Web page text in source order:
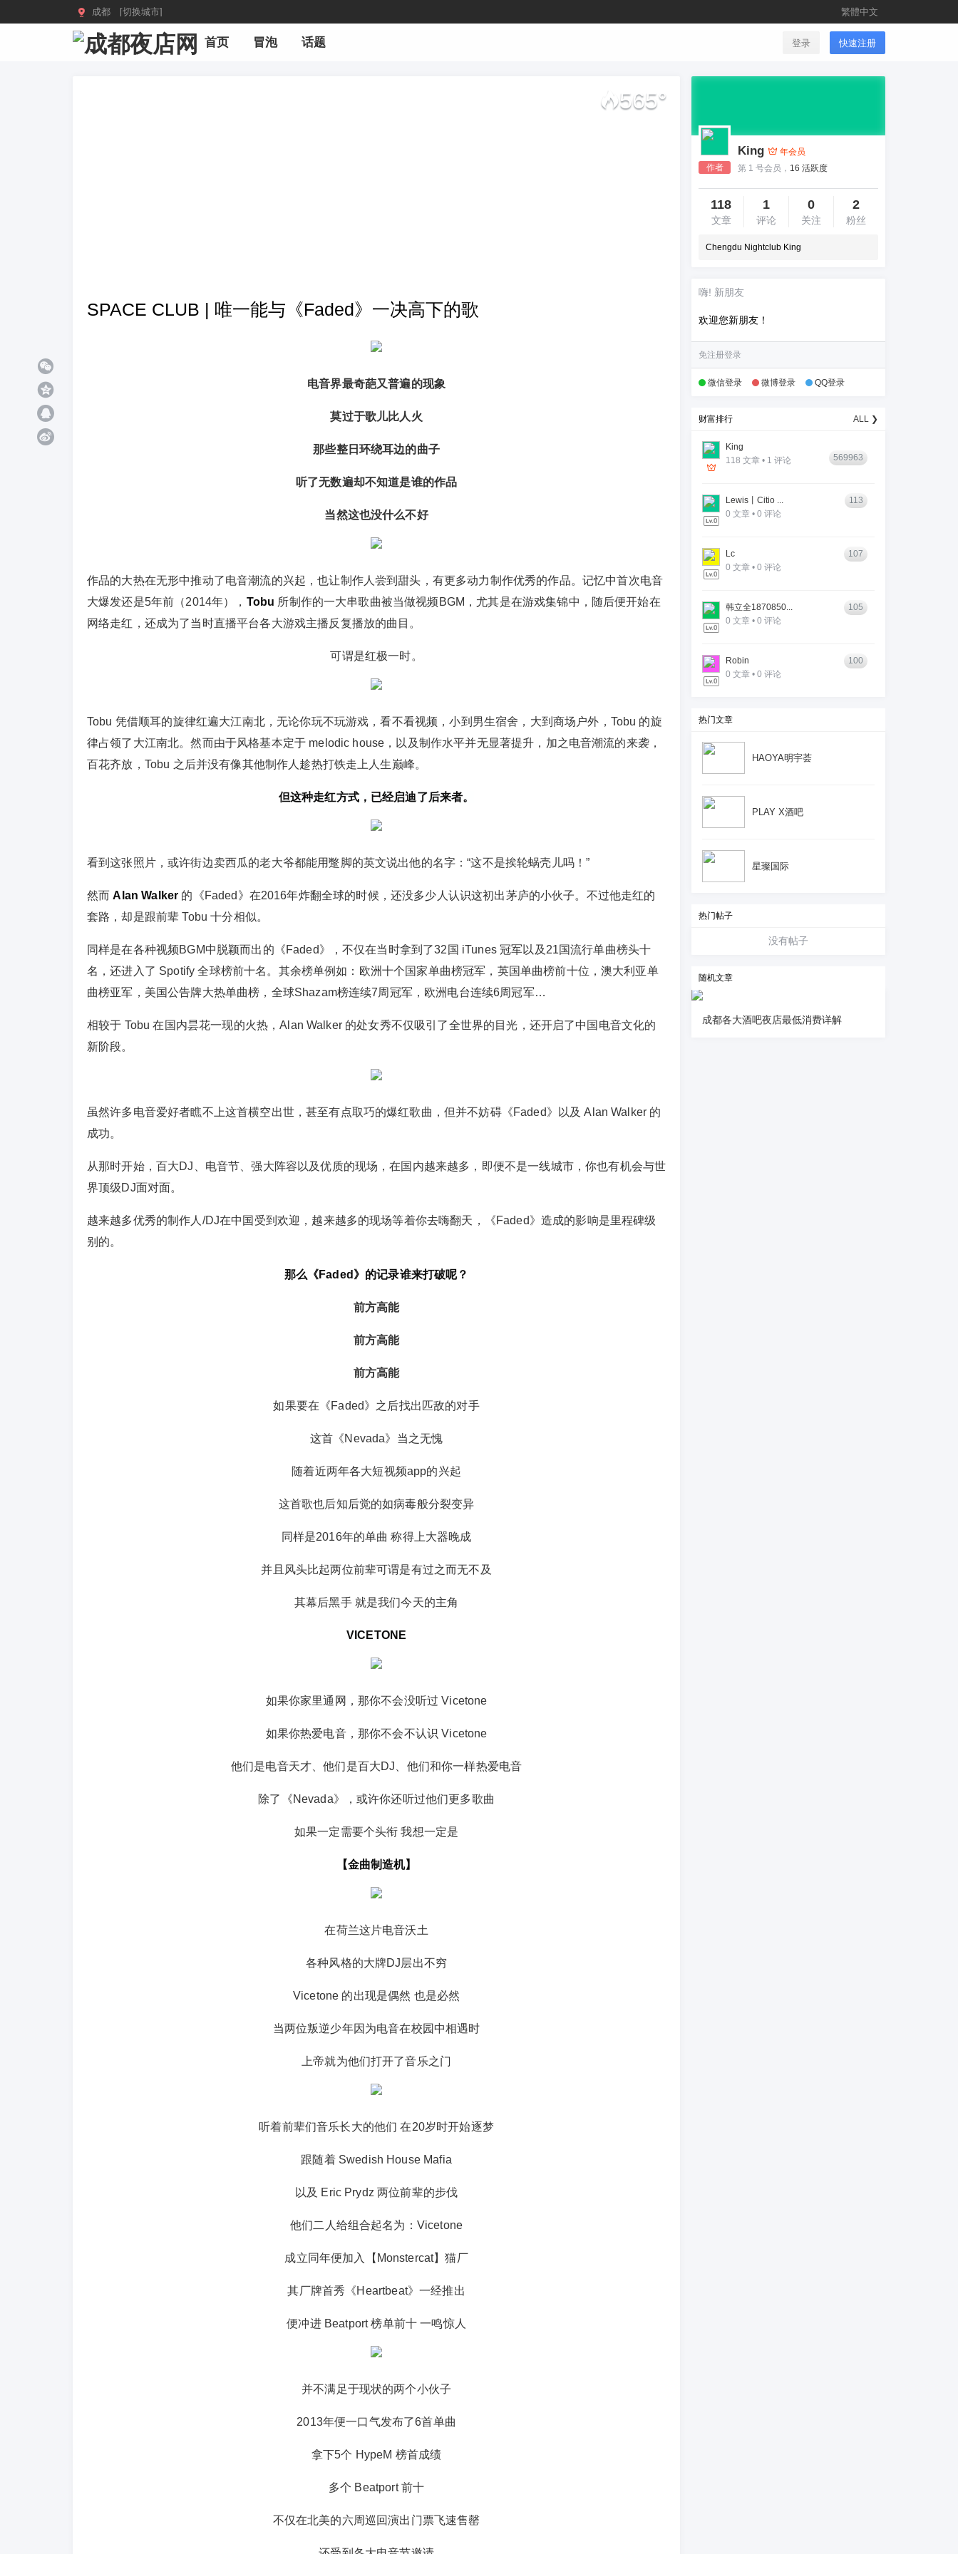
 成都 [切换城市] 繁體中文
首页 冒泡 话题 登录 快速注册
565°
SPACE CLUB | 唯一能与《Faded》一决高下的歌
电音界最奇葩又普遍的现象
莫过于歌儿比人火
那些整日环绕耳边的曲子
听了无数遍却不知道是谁的作品
当然这也没什么不好
作品的大热在无形中推动了电音潮流的兴起，也让制作人尝到甜头，有更多动力制作优秀的作品。记忆中首次电音
大爆发还是5年前（2014年）， Tobu 所制作的一大串歌曲被当做视频BGM，尤其是在游戏集锦中，随后便开始在
网络走红，还成为了当时直播平台各大游戏主播反复播放的曲目。
可谓是红极一时。
Tobu 凭借顺耳的旋律红遍大江南北，无论你玩不玩游戏，看不看视频，小到男生宿舍，大到商场户外，Tobu 的旋
律占领了大江南北。然而由于风格基本定于 melodic house，以及制作水平并无显著提升，加之电音潮流的来袭，
百花齐放，Tobu 之后并没有像其他制作人趁热打铁走上人生巅峰。
但这种走红方式，已经启迪了后来者。
看到这张照片，或许街边卖西瓜的老大爷都能用蹩脚的英文说出他的名字：“这不是挨轮蜗壳儿吗！”
然而Alan Walker 的《Faded》在2016年炸翻全球的时候，还没多少人认识这初出茅庐的小伙子。不过他走红的
套路，却是跟前辈 Tobu 十分相似。
同样是在各种视频BGM中脱颖而出的《Faded》，不仅在当时拿到了32国 iTunes 冠军以及21国流行单曲榜头十
名，还进入了 Spotify 全球榜前十名。其余榜单例如：欧洲十个国家单曲榜冠军，英国单曲榜前十位，澳大利亚单
曲榜亚军，美国公告牌大热单曲榜，全球Shazam榜连续7周冠军，欧洲电台连续6周冠军…
相较于 Tobu 在国内昙花一现的火热，Alan Walker 的处女秀不仅吸引了全世界的目光，还开启了中国电音文化的
新阶段。
虽然许多电音爱好者瞧不上这首横空出世，甚至有点取巧的爆红歌曲，但并不妨碍《Faded》以及 Alan Walker 的
成功。
从那时开始，百大DJ、电音节、强大阵容以及优质的现场，在国内越来越多，即便不是一线城市，你也有机会与世
界顶级DJ面对面。
越来越多优秀的制作人/DJ在中国受到欢迎，越来越多的现场等着你去嗨翻天，《Faded》造成的影响是里程碑级
别的。
那么《Faded》的记录谁来打破呢？
前方高能
前方高能
前方高能
如果要在《Faded》之后找出匹敌的对手
这首《Nevada》当之无愧
随着近两年各大短视频app的兴起
这首歌也后知后觉的如病毒般分裂变异
同样是2016年的单曲 称得上大器晚成
并且风头比起两位前辈可谓是有过之而无不及
其幕后黑手 就是我们今天的主角
VICETONE
如果你家里通网，那你不会没听过 Vicetone
如果你热爱电音，那你不会不认识 Vicetone
他们是电音天才、他们是百大DJ、他们和你一样热爱电音
除了《Nevada》，或许你还听过他们更多歌曲
如果一定需要个头衔 我想一定是
【金曲制造机】
在荷兰这片电音沃土
各种风格的大牌DJ层出不穷
Vicetone 的出现是偶然 也是必然
当两位叛逆少年因为电音在校园中相遇时
上帝就为他们打开了音乐之门
听着前辈们音乐长大的他们 在20岁时开始逐梦
跟随着 Swedish House Mafia
以及 Eric Prydz 两位前辈的步伐
他们二人给组合起名为：Vicetone
成立同年便加入【Monstercat】猫厂
其厂牌首秀《Heartbeat》一经推出
便冲进 Beatport 榜单前十 一鸣惊人
并不满足于现状的两个小伙子
2013年便一口气发布了6首单曲
拿下5个 HypeM 榜首成绩
多个 Beatport 前十
不仅在北美的六周巡回演出门票飞速售罄
@ 成都夜店网
SPACE CLUB | 唯一能与《Fad
ed》一决高下的歌
电音界最奇葩又普遍的现象 莫过于歌儿比人火 那
的作品 当然这也没什么不好 作品的大热在无形中
有更多动力制作优秀的作品。记忆中首次电音大
串歌曲被当做视频BGM，尤其是在游戏集锦中，
各大游戏主播反复播放的曲目。 可谓是红极一
你玩不玩游戏，看不看视频，小到男生宿舍，大
到商场户外，Tobu 的旋律占领了大江南北。然而
由于风格基本定于 melodic house，以及制作水
平并无显著提升，加之电音潮流的来袭，百花齐
人生巅峰。 但这种走红方式，已经启迪了后来
能用蹩脚的英文说出他的名字：“这不是挨轮蜗壳
炸翻全球的时候，还没多少人认识这初出茅庐的
十分相似。 同样是在各种视频BGM中脱颖而出的
《Faded》，不仅在当时拿到了32国 iTunes 冠军
以及21国流行单曲榜头十名，还进入了 Spotify
全球榜前十名。其余榜单例如：欧洲十个国家单
亚军，美国公告牌大热单曲榜，全球Shazam榜连
u 在国内昙花一现的火热，Alan Walker 的处女秀
化的新阶段。 虽然许多电音爱好者瞧不上这首横
《Faded》以及 Alan Walker 的成功。 从那时开
始，百大DJ、电音节、强大阵容以及优质的现
场，在国内越来越多，即便不是一线城市，你也
有机会与世界顶级DJ面对面。 越来越多优秀的制
去嗨翻天，《Faded》造成的影响是里程碑级别
能 前方高能 前方高能 如果要在《Faded》之后找
两年各大短视频app的兴起 这首歌也后知后觉的
大器晚成 并且风头比起两位前辈可谓是有过之而
NE 如果你家里通网，那你不会没听过 Vicetone
如果你热爱电音，那你不会不认识 Vicetone 他们
是电音天才、他们是百大DJ、他们和你一样热爱
电音 除了《Nevada》，或许你还听过他们更多
造机】 在荷兰这片电音沃土 各种风格的大牌DJ
立刻支付
¥
作者
King
年会员
第 1 号会员， 16 活跃度
118
文章
1
评论
0
关注
2
粉丝
Chengdu Nightclub King
嗨! 新朋友
欢迎您新朋友！
免注册登录
微信登录 微博登录 QQ登录
财富排行 ALL ❯
King
118 文章 • 1 评论
569963
Lewis丨Citio ...
0 文章 • 0 评论
113
Lc
0 文章 • 0 评论
107
韩立全1870850...
0 文章 • 0 评论
105
Robin
0 文章 • 0 评论
100
热门文章
HAOYA明宇荟
PLAY X酒吧
星璨国际
热门帖子
没有帖子
随机文章
成都各大酒吧夜店最低消费详解
您没有权限发布内容，请购买会员或者提升权
QQ登录 微博登录